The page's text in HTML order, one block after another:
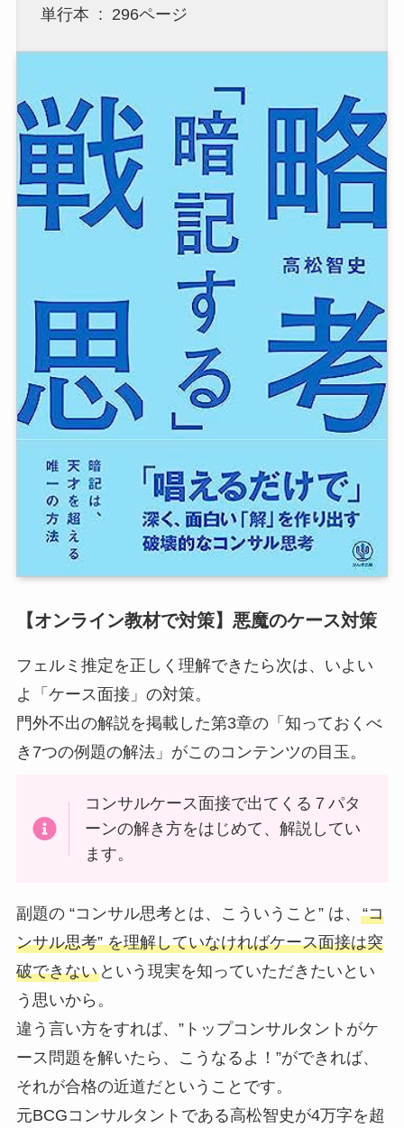
単行本 ‏ : ‎ 296ページ
【オンライン教材で対策】悪魔のケース対策
フェルミ推定を正しく理解できたら次は、いよい
よ「ケース面接」の対策。
門外不出の解説を掲載した第3章の「知っておくべ
き7つの例題の解法」がこのコンテンツの目玉。
コンサルケース面接で出てくる７パタ
ーンの解き方をはじめて、解説してい
ます。
副題の “コンサル思考とは、こういうこと” は、 “コ
ンサル思考” を理解していなければケース面接は突
破できないという現実を知っていただきたいとい
う思いから。
違う言い方をすれば、”トップコンサルタントがケ
ース問題を解いたら、こうなるよ！”ができれば、
それが合格の近道だということです。
元BCGコンサルタントである高松智史が4万字を超